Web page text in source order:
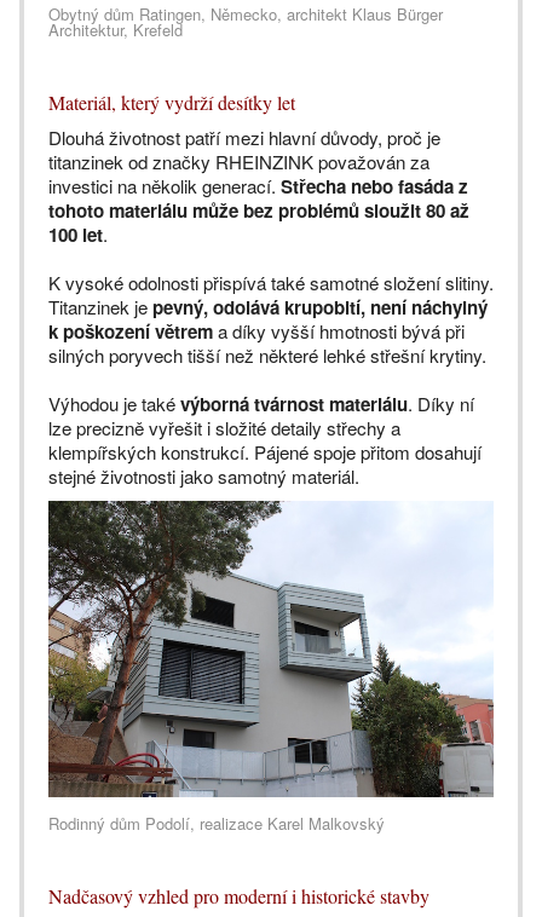
Obytný dům Ratingen, Německo, architekt Klaus Bürger
Architektur, Krefeld
Materiál, který vydrží desítky let
Dlouhá životnost patří mezi hlavní důvody, proč je
titanzinek od značky RHEINZINK považován za
investici na několik generací. Střecha nebo fasáda z
tohoto materiálu může bez problémů sloužit 80 až
100 let.
K vysoké odolnosti přispívá také samotné složení slitiny.
Titanzinek jepevný, odolává krupobití, není náchylný
k poškození větrema díky vyšší hmotnosti bývá při
silných poryvech tišší než některé lehké střešní krytiny.
Výhodou je takévýborná tvárnost materiálu. Díky ní
lze precizně vyřešit i složité detaily střechy a
klempířských konstrukcí. Pájené spoje přitom dosahují
stejné životnosti jako samotný materiál.
Rodinný dům Podolí, realizace Karel Malkovský
Nadčasový vzhled pro moderní i historické stavby